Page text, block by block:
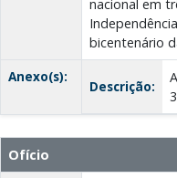
nacional em
bicentenário
Anexo(s):
Descrição:
Ofício